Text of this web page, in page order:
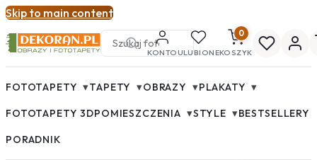
Skip to main content
KONTOULUBIONE
0
KOSZYK
FOTOTAPETY ▾TAPETY ▾OBRAZY ▾PLAKATY ▾
FOTOTAPETY 3DPOMIESZCZENIA ▾STYLE ▾BESTSELLERY
PORADNIK